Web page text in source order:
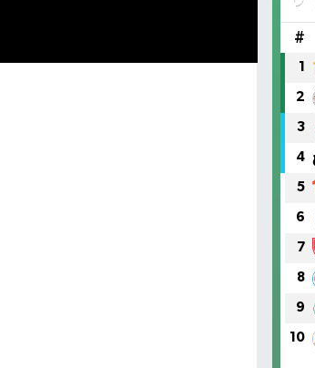
#
1
2
3
4
5
6
7
8
9
10